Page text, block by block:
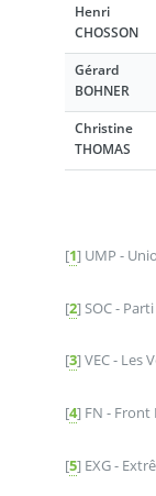
Henri
CHOSSON
Gérard
BOHNER
Christine
THOMAS
[1] UMP -
[2] SOC -
[3]VEC - Les
[4] FN - Front
[5] EXG -